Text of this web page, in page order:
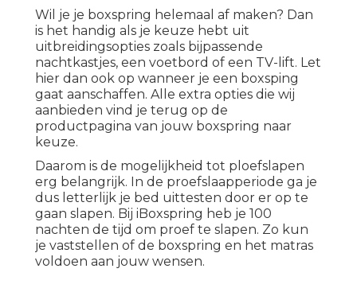
Wil je je boxspring helemaal af maken? Dan
is het handig als je keuze hebt uit
uitbreidingsopties zoals bijpassende
nachtkastjes, een voetbord of een TV-lift. Let
hier dan ook op wanneer je een boxsping
gaat aanschaffen. Alle extra opties die wij
aanbieden vind je terug op de
productpagina van jouw boxspring naar
keuze.
Daarom is de mogelijkheid tot ploefslapen
erg belangrijk. In de proefslaapperiode ga je
dus letterlijk je bed uittesten door er op te
gaan slapen. Bij iBoxspring heb je 100
nachten de tijd om proef te slapen. Zo kun
je vaststellen of de boxspring en het matras
voldoen aan jouw wensen.